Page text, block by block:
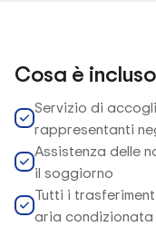
Cosa è
Servizio di
rappresentanti
Assistenza delle
il soggiorno
Tutti i
aria condizionata